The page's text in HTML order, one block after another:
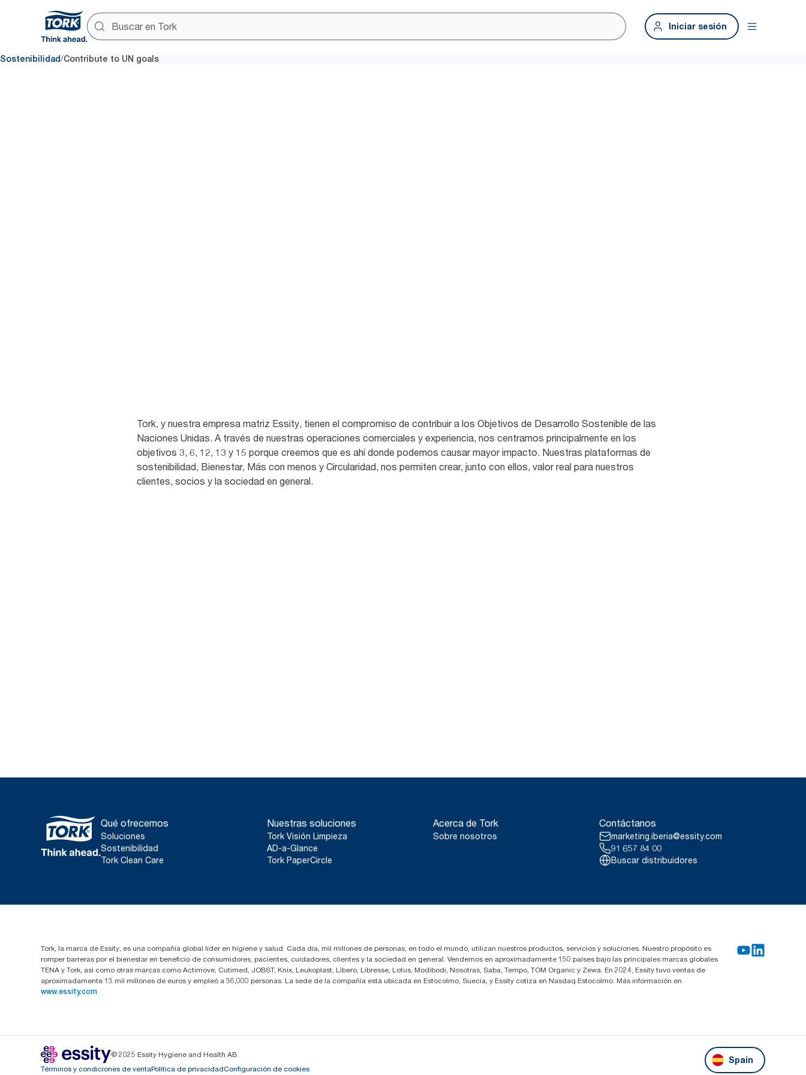
Iniciar sesión
Sostenibilidad/Contribute to UN goals
Tork, y nuestra empresa matriz Essity, tienen el compromiso de contribuir a los Objetivos de Desarrollo Sostenible de las
Naciones Unidas. A través de nuestras operaciones comerciales y experiencia, nos centramos principalmente en los
objetivos 3, 6, 12, 13 y 15 porque creemos que es ahí donde podemos causar mayor impacto. Nuestras plataformas de
sostenibilidad, Bienestar, Más con menos y Circularidad, nos permiten crear, junto con ellos, valor real para nuestros
clientes, socios y la sociedad en general.
Qué ofrecemos
Soluciones
Sostenibilidad
Tork Clean Care
Nuestras soluciones
Tork Visión Limpieza
AD-a-Glance
Tork PaperCircle
Acerca de Tork
Sobre nosotros
Contáctanos
marketing.iberia@essity.com
91 657 84 00
Buscar distribuidores
Tork, la marca de Essity, es una compañía global líder en higiene y salud. Cada día, mil millones de personas, en todo el mundo, utilizan nuestros productos, servicios y soluciones. Nuestro propósito es
romper barreras por el bienestar en beneficio de consumidores, pacientes, cuidadores, clientes y la sociedad en general. Vendemos en aproximadamente 150 países bajo las principales marcas globales
TENA y Tork, así como otras marcas como Actimove, Cutimed, JOBST, Knix, Leukoplast, Libero, Libresse, Lotus, Modibodi, Nosotras, Saba, Tempo, TOM Organic y Zewa. En 2024, Essity tuvo ventas de
aproximadamente 13 mil millones de euros y empleó a 36,000 personas. La sede de la compañía está ubicada en Estocolmo, Suecia, y Essity cotiza en Nasdaq Estocolmo. Más información en
www.essity.com
© 2025 Essity Hygiene and Health AB
Términos y condiciones de ventaPolítica de privacidadConfiguración de cookies
Spain